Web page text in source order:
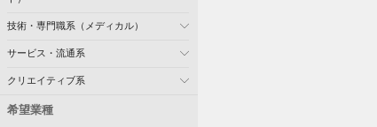
技術・専門職系（メディカル）
サービス・流通系
クリエイティブ系
希望業種